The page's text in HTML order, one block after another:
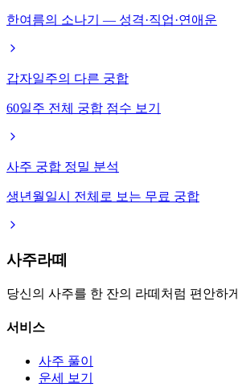
한여름의 소나기 — 성격·직업·연애운
갑자일주의 다른 궁합
60일주 전체 궁합 점수 보기
사주 궁합 정밀 분석
생년월일시 전체로 보는 무료 궁합
사주라떼
당신의 사주를 한 잔의 라떼처럼 편안하게
서비스
사주 풀이
운세 보기